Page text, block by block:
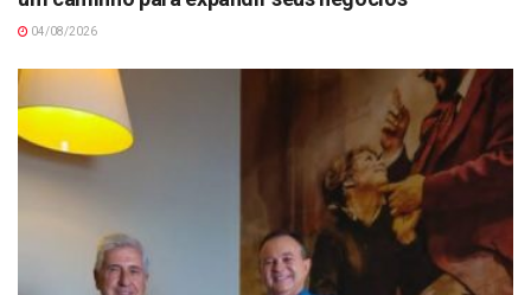
04/08/2026